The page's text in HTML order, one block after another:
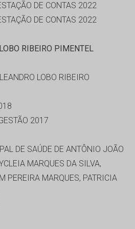
DE CONTAS 2022
DE CONTAS 2022
RIBEIRO PIMENTEL
LOBO RIBEIRO
2017
DE SAÚDE DE ANTÔNIO JOÃO
MARQUES DA SILVA,
PEREIRA MARQUES, PATRICIA